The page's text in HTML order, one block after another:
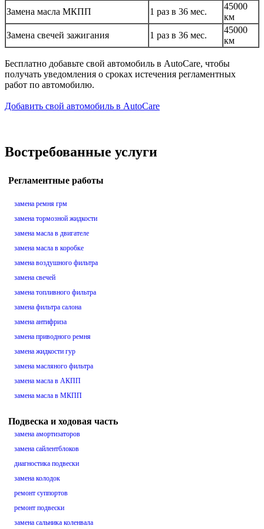
Замена масла МКПП
1 раз в 36 мес.
45000
км
Замена свечей зажигания
1 раз в 36 мес.
45000
км
Бесплатно добавьте свой автомобиль в AutoCare, чтобы
получать уведомления о сроках истечения регламентных
работ по автомобилю.
Добавить свой автомобиль в AutoCare
Востребованные услуги
Регламентные работы
замена ремня грм
замена тормозной жидкости
замена масла в двигателе
замена масла в коробке
замена воздушного фильтра
замена свечей
замена топливного фильтра
замена фильтра салона
замена антифриза
замена приводного ремня
замена жидкости гур
замена масляного фильтра
замена масла в АКПП
замена масла в МКПП
Подвеска и ходовая часть
замена амортизаторов
замена сайлентблоков
диагностика подвески
замена колодок
ремонт суппортов
ремонт подвески
замена сальника коленвала